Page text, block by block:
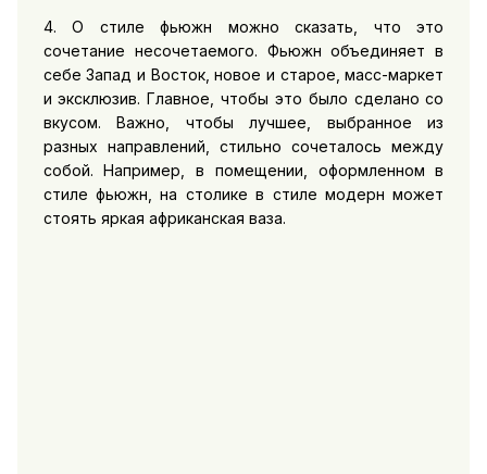
4. О стиле фьюжн можно сказать, что это
сочетание несочетаемого. Фьюжн объединяет в
себе Запад и Восток, новое и старое, масс-маркет
и эксклюзив. Главное, чтобы это было сделано со
вкусом. Важно, чтобы лучшее, выбранное из
разных направлений, стильно сочеталось между
собой. Например, в помещении, оформленном в
стиле фьюжн, на столике в стиле модерн может
стоять яркая африканская ваза.